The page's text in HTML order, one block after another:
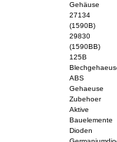
Gehäuse
27134
(1590B)
29830
(1590BB)
125B
ABS
Gehaeuse
Zubehoer
Aktive
Bauelemente
Dioden